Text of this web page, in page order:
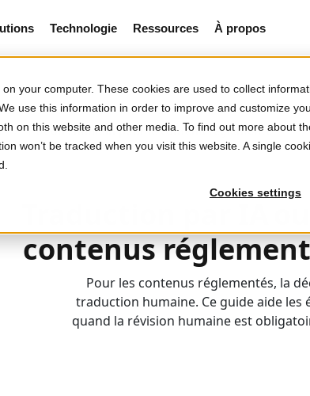
your computer. These cookies are used to collect
use this information in order to improve and customize
on this website and other media. To find out more about
won’t be tracked when you visit this website. A single
Cookies settings
Technologie Ressources À propos
/ L’IA ou l’humain pour le contenu réglementé
Traduction par IA
contenus
Pour les contenus réglementés, la
traduction humaine. Ce guide aide
quand la révision humaine est